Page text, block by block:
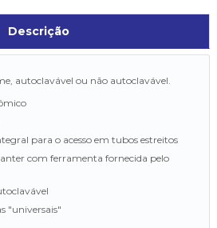
Descrição
autoclavável ou não autoclavável.
para o acesso em tubos estreitos
"universais"